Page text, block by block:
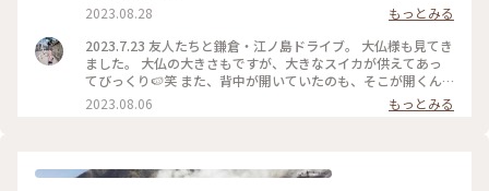
2023.08.28
もっとみる
2023.7.23 友人たちと鎌倉・江ノ島ドライブ。 大仏様も見てき
ました。 大仏の大きさもですが、大きなスイカが供えてあっ
てびっくり🍉笑 また、背中が開いていたのも、そこが開くん
だ、、と、つい写真を撮ってしまいました（3枚目） #高徳院
#高徳院大仏殿 #鎌倉 #私のことりっぷ旅
2023.08.06 もっとみる